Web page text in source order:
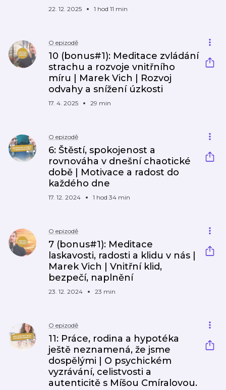
22. 12. 2025 1 hod 11 min
O epizodě
10 (bonus#1): Meditace zvládání
strachu a rozvoje vnitřního
míru | Marek Vich | Rozvoj
odvahy a snížení úzkosti
17. 4. 2025 29 min
O epizodě
6: Štěstí, spokojenost a
rovnováha v dnešní chaotické
době | Motivace a radost do
každého dne
17. 12. 2024 1 hod 34 min
O epizodě
7 (bonus#1): Meditace
laskavosti, radosti a klidu v nás |
Marek Vich | Vnitřní klid,
bezpečí, naplnění
23. 12. 2024 23 min
O epizodě
11: Práce, rodina a hypotéka
ještě neznamená, že jsme
dospělými | O psychickém
vyzrávání, celistvosti a
autenticitě s Míšou Cmíralovou.